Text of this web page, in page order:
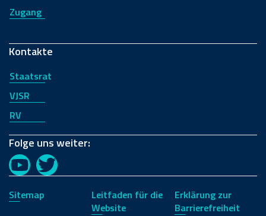
Zugang
Kontakte
Staatsrat
VJSR
RV
Folge uns weiter:
YouTubeTwitter
Sitemap
Leitfaden für die
Website
Erklärung zur
Barrierefreiheit